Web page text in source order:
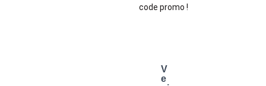
code promo !
V
e